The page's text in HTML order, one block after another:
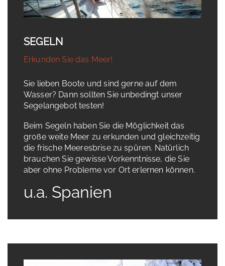
SEGELN
Erkunden Sie das Meer!
Sie lieben Boote und sind gerne auf dem
Wasser? Dann sollten Sie unbedingt unser
Segelangebot testen!
Beim Segeln haben Sie die Möglichkeit das
große weite Meer zu erkunden und gleichzeitig
die frische Meeresbrise zu spüren. Natürlich
brauchen Sie gewisse Vorkenntnisse, die Sie
aber ohne Probleme vor Ort erlernen können.
u.a. Spanien